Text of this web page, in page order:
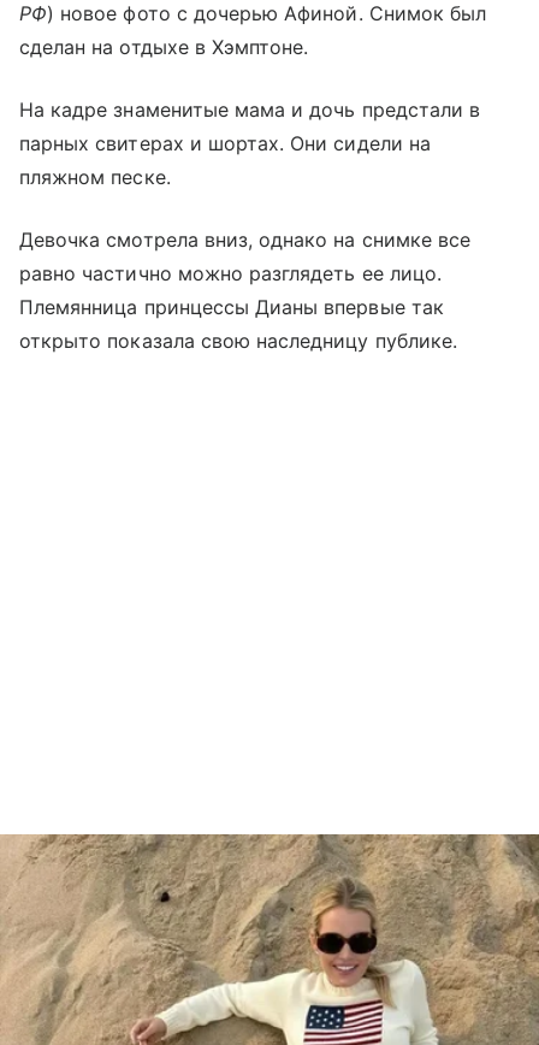
РФ) новое фото с дочерью Афиной. Снимок был
сделан на отдыхе в Хэмптоне.
На кадре знаменитые мама и дочь предстали в
парных свитерах и шортах. Они сидели на
пляжном песке.
Девочка смотрела вниз, однако на снимке все
равно частично можно разглядеть ее лицо.
Племянница принцессы Дианы впервые так
открыто показала свою наследницу публике.